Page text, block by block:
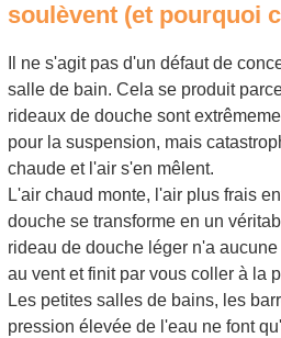
soulèvent (et pourquoi
Il ne s'agit pas d'un défaut de
salle de bain. Cela se produit
rideaux de douche sont
pour la suspension, mais
chaude et l'air s'en mêlent.
L'air chaud monte, l'air plus frais
douche se transforme en un
rideau de douche léger n'a
au vent et finit par vous coller à la
Les petites salles de bains, les
pression élevée de l'eau ne font